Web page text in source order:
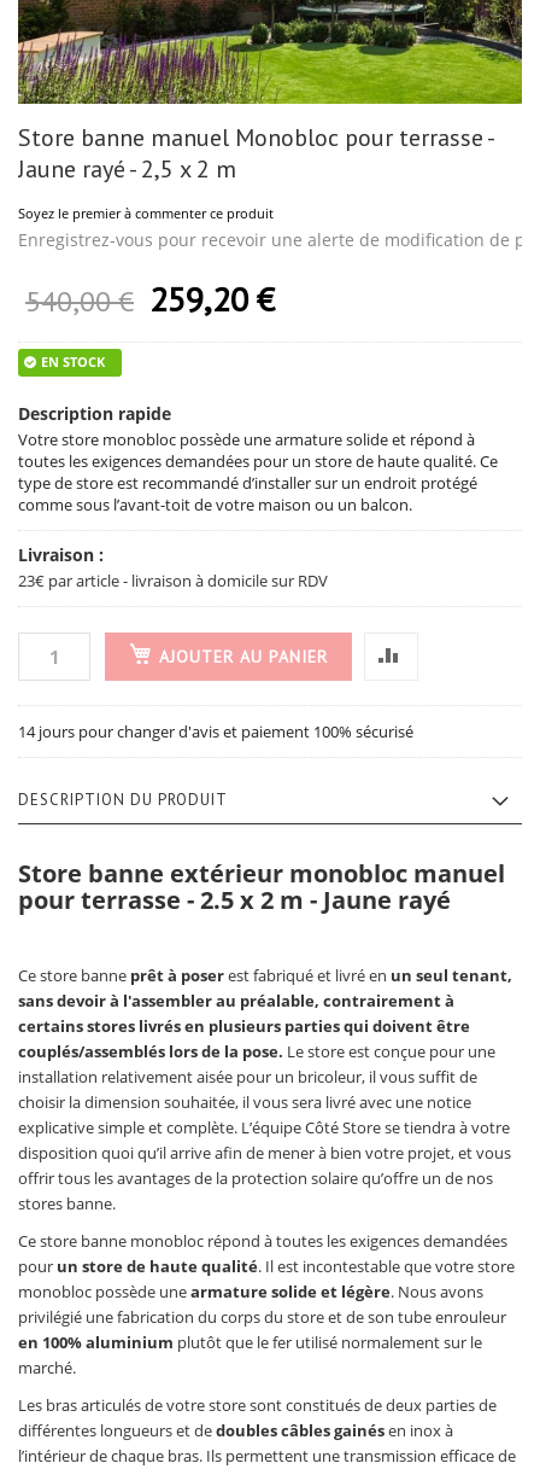
Store banne manuel Monobloc pour terrasse -
Jaune rayé - 2,5 x 2 m
Soyez le premier à commenter ce produit
Enregistrez-vous pour recevoir une alerte de modification de
540,00 € Prix Spécial
259,20 €
EN STOCK
Description rapide
Votre store monobloc possède une armature solide et répond à
toutes les exigences demandées pour un store de haute qualité. Ce
type de store est recommandé d’installer sur un endroit protégé
comme sous l’avant-toit de votre maison ou un balcon.
Livraison :
23€ par article - livraison à domicile sur RDV
AJOUTER AU PANIER
14 jours pour changer d'avis et paiement 100% sécurisé
to
beginning
the
images
gallery
DESCRIPTION DU PRODUIT
Store banne extérieur monobloc manuel
pour terrasse - 2.5 x 2 m - Jaune rayé
Ce store banne prêt à poserest fabriqué et livré en un seul tenant,
sans devoir à l'assembler au préalable, contrairement à
certains stores livrés en plusieurs parties qui doivent être
couplés/assemblés lors de la pose. Le store est conçue pour une
installation relativement aisée pour un bricoleur, il vous suffit de
choisir la dimension souhaitée, il vous sera livré avec une notice
explicative simple et complète. L’équipe Côté Store se tiendra à votre
disposition quoi qu’il arrive afin de mener à bien votre projet, et vous
offrir tous les avantages de la protection solaire qu’offre un de nos
stores banne.
Ce store banne monobloc répond à toutes les exigences demandées
pour un store de haute qualité. Il est incontestable que votre store
monobloc possède unearmature solide et légère. Nous avons
privilégié une fabrication du corps du store et de son tube enrouleur
en 100% aluminium plutôt que le fer utilisé normalement sur le
marché.
Les bras articulés de votre store sont constitués de deux parties de
différentes longueurs et dedoubles câbles gainésen inox à
l’intérieur de chaque bras. Ils permettent une transmission efficace de